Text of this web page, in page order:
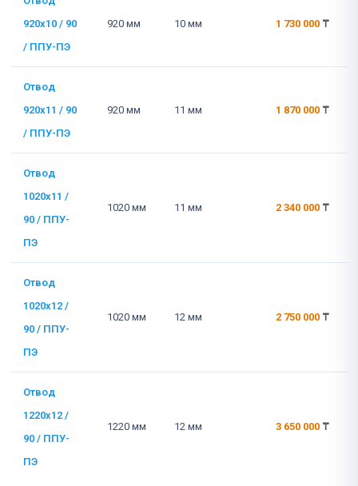
920x10 / 90
/ ППУ-ПЭ
920 мм 10 мм 1 730 000 ₸
Отвод
920x11 / 90
/ ППУ-ПЭ
920 мм 11 мм 1 870 000 ₸
Отвод
1020x11 /
90 / ППУ-
ПЭ
1020 мм 11 мм 2 340 000 ₸
Отвод
1020x12 /
90 / ППУ-
ПЭ
1020 мм 12 мм 2 750 000 ₸
Отвод
1220x12 /
90 / ППУ-
ПЭ
1220 мм 12 мм 3 650 000 ₸